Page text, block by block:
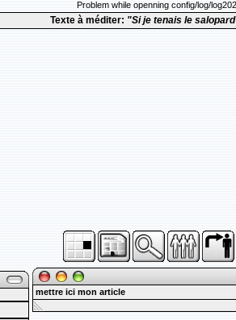
Problem while openning config/log/
Texte à méditer: "Si je tenais le
mettre ici mon article